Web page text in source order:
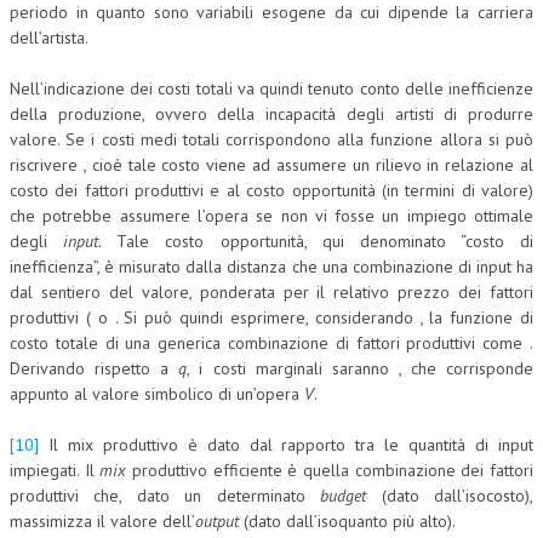
periodo in quanto sono variabili esogene da cui dipende la carriera
dell’artista.
Nell’indicazione dei costi totali va quindi tenuto conto delle inefficienze
della produzione, ovvero della incapacità degli artisti di produrre
valore. Se i costi medi totali corrispondono alla funzione allora si può
riscrivere , cioè tale costo viene ad assumere un rilievo in relazione al
costo dei fattori produttivi e al costo opportunità (in termini di valore)
che potrebbe assumere l’opera se non vi fosse un impiego ottimale
degliinput. Tale costo opportunità, qui denominato “costo di
inefficienza”, è misurato dalla distanza che una combinazione di input ha
dal sentiero del valore, ponderata per il relativo prezzo dei fattori
produttivi ( o . Si può quindi esprimere, considerando , la funzione di
costo totale di una generica combinazione di fattori produttivi come .
Derivando rispetto aq, i costi marginali saranno , che corrisponde
appunto al valore simbolico di un’opera V.
[10] Il mix produttivo è dato dal rapporto tra le quantità di input
impiegati. Ilmix produttivo efficiente è quella combinazione dei fattori
produttivi che, dato un determinatobudget (dato dall’isocosto),
massimizza il valore dell’output(dato dall’isoquanto più alto).